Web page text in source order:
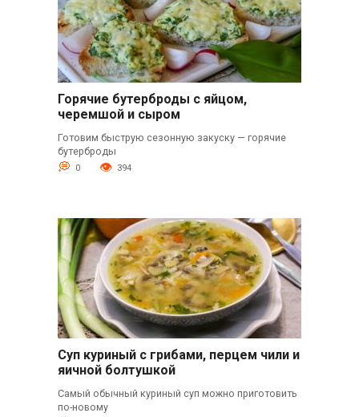
Горячие бутерброды с яйцом,
черемшой и сыром
Готовим быструю сезонную закуску — горячие
бутерброды
0 394
Суп куриный с грибами, перцем чили и
яичной болтушкой
Самый обычный куриный суп можно приготовить
по-новому